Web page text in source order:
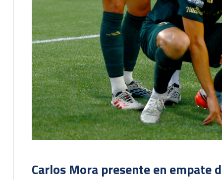
Carlos Mora presente en empate